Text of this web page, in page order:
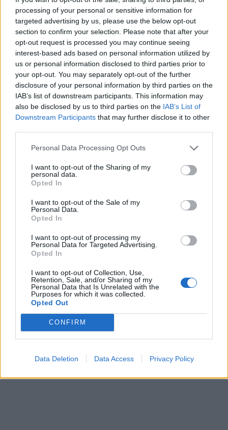
processing of your personal or sensitive information for
targeted advertising by us, please use the below opt-out
section to confirm your selection. Please note that after your
opt-out request is processed you may continue seeing
interest-based ads based on personal information utilized by
us or personal information disclosed to third parties prior to
your opt-out. You may separately opt-out of the further
disclosure of your personal information by third parties on the
IAB’s list of downstream participants. This information may
also be disclosed by us to third parties on the IAB’s List of
Downstream Participants that may further disclose it to other
Personal Data Processing Opt Outs
I want to opt-out of the Sharing of my
personal data.
Opted In
I want to opt-out of the Sale of my
Personal Data.
Opted In
I want to opt-out of processing my
Personal Data for Targeted Advertising.
Opted In
I want to opt-out of Collection, Use,
Retention, Sale, and/or Sharing of my
Personal Data that Is Unrelated with the
Purposes for which it was collected.
Opted Out
CONFIRM
Data Deletion Data Access Privacy Policy
Αυτά τα άτομα μπορεί να είναι φιλικά προς τους
άλλους ανθρώπους, ανοιχτόμυαλα και
ευχάριστα στην παρέα.
Πηγή: iefimerida.gr
Ακολουθήστε τοnotospress.grστο Google News και
μάθετε πρώτοιόλες τις ειδήσεις
ΟΠΤΙΚΗ ΨΕΥΔΑΙΣΘΗΣΗ
ΕΞΩΣΤΡΕΦΕΙΣ
ΕΞΩΣΤΡΕΦΕΙΑ
ΕΣΩΣΤΡΕΦΕΙΑ
ΕΙΚΟΝΑ